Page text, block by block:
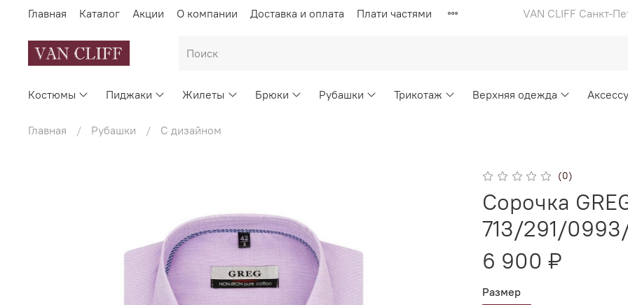
Главная Каталог Акции О компании Доставка и оплата Плати частями VAN CLIFF Санкт-
Костюмы Пиджаки Жилеты Брюки Рубашки Трикотаж Верхняя одежда
Главная Рубашки С дизайном
(0)
Сорочка
713/291/
6 900 ₽
Размер